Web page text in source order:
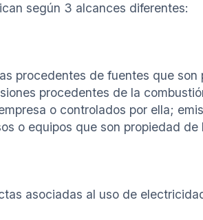
según 3 alcances diferentes:
procedentes de fuentes que
procedentes de la
o controlados por ella;
o equipos que son propiedad
asociadas al uso de